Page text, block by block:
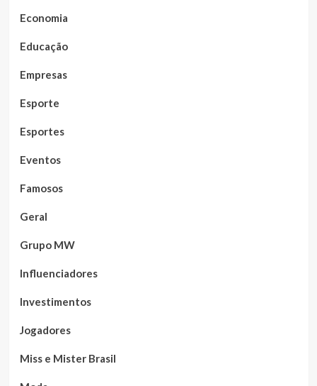
Economia
Educação
Empresas
Esporte
Esportes
Eventos
Famosos
Geral
Grupo MW
Influenciadores
Investimentos
Jogadores
Miss e Mister Brasil